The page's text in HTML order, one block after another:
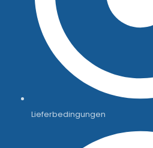
Lieferbedingungen